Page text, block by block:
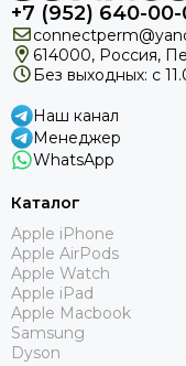
+7 (952) 640-
614000, Россия,
Без выходных: с
Наш канал
Менеджер
WhatsApp
Каталог
Apple iPhone
Apple AirPods
Apple Watch
Apple iPad
Apple Macbook
Samsung
Dyson